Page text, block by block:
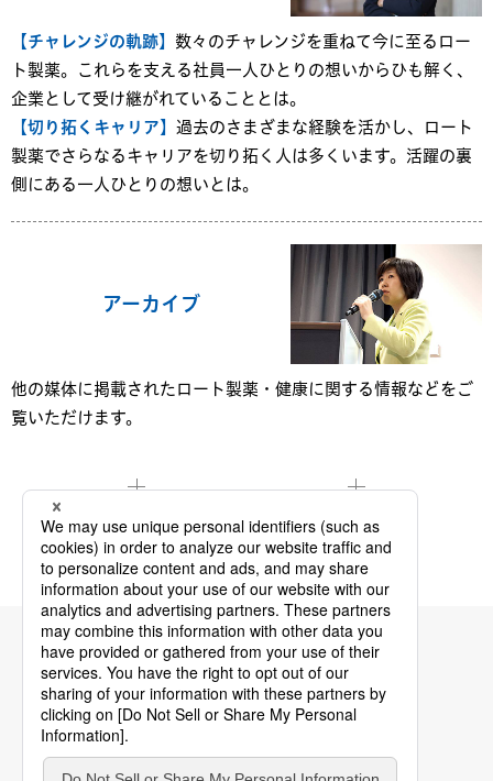
【チャレンジの軌跡】 数々のチャレンジを重ねて今に至るロー
ト製薬。これらを支える社員一人ひとりの想いからひも解く、
企業として受け継がれていることとは。
【切り拓くキャリア】 過去のさまざまな経験を活かし、ロート
製薬でさらなるキャリアを切り拓く人は多くいます。活躍の裏
側にある一人ひとりの想いとは。
アーカイブ
他の媒体に掲載されたロート製薬・健康に関する情報などをご
覧いただけます。